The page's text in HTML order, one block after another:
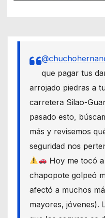
que pagar tus
arrojado piedras a
carretera Silao-
pasado esto,
más y revisemos
seguridad nos
Hoy me tocó
chapopote golpeó
afectó a muchos
mayores, jóvenes).